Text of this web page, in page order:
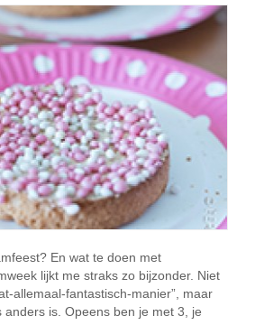
En wat te doen met
lijkt me straks zo bijzonder. Niet
allemaal-fantastisch-manier”, maar
anders is. Opeens ben je met 3, je